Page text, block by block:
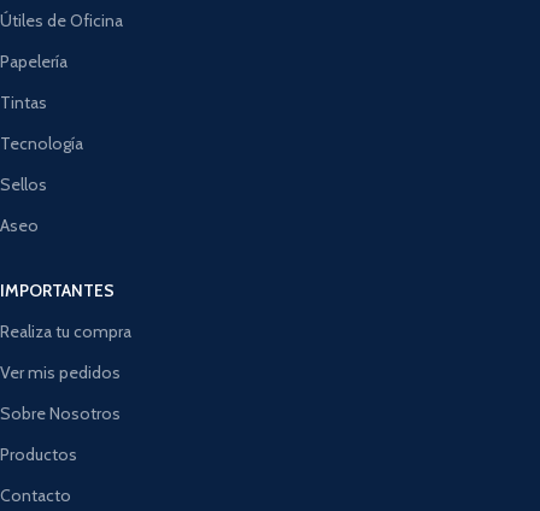
Útiles de Oficina
Papelería
Tintas
Tecnología
Sellos
Aseo
IMPORTANTES
Realiza tu compra
Ver mis pedidos
Sobre Nosotros
Productos
Contacto